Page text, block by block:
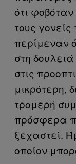
ότι
τους
περίμεναν
στη
στις
μικρότερη,
τρομερή
πρόσφερα
ξεχαστεί.
οποίον